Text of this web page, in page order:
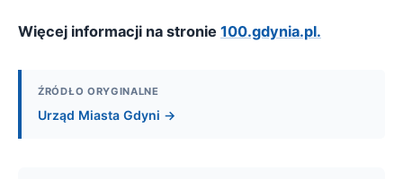
Więcej informacji na stronie 100.gdynia.pl.
ŹRÓDŁO ORYGINALNE
Urząd Miasta Gdyni →